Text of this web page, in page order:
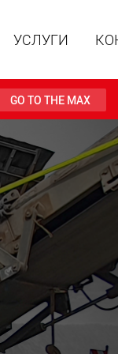
прицепы с
конструкцией
нагрузки от
т
прицепы для
от 20 т
УСЛУГИ
GO TO THE MAX